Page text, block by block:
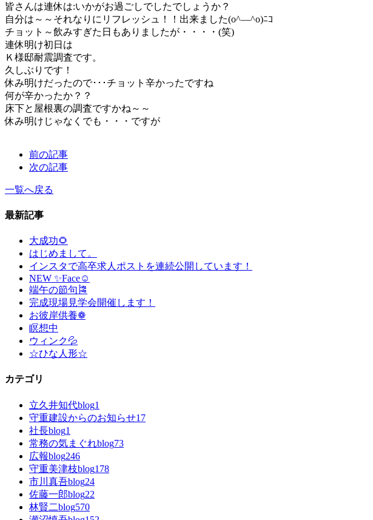
皆さんは連休は:いかがお過ごしでしたでしょうか？
自分は～～それなりにリフレッシュ！！出来ました(o^―^o)ﾆｺ
チョット～飲みすぎた日もありましたが・・・・(笑)
連休明け初日は
Ｋ様邸耐震調査です。
久しぶりです！
休み明けだったので･･･チョット辛かったですね
何が辛かったか？？
床下と屋根裏の調査ですかね～～
休み明けじゃなくでも・・・ですが
前の記事
次の記事
一覧へ戻る
最新記事
大成功🌻
はじめまして。
インスタで高卒求人ポストを連続公開しています！
NEW ✨Face☺
端午の節句🎏
完成現場見学会開催します！
お彼岸供養❁
瞑想中
ウィンク💦
☆ひな人形☆
カテゴリ
立久井知代blog1
守重建設からのお知らせ17
社長blog1
常務の気まぐれblog73
広報blog246
守重美津枝blog178
市川真吾blog24
佐藤一郎blog22
林賢二blog570